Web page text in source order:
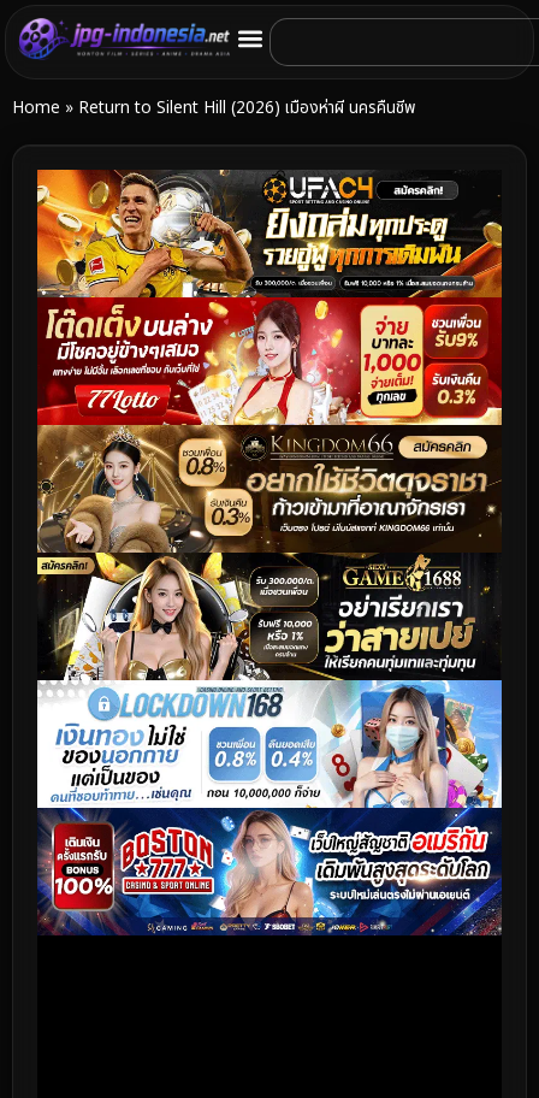
Home » Return to Silent Hill (2026) เมืองห่าผี นครคืนชีพ